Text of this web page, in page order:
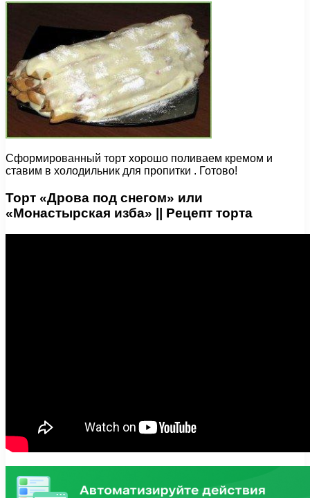
Сформированный торт хорошо поливаем кремом и
ставим в холодильник для пропитки . Готово!
Торт «Дрова под снегом» или
«Монастырская изба» || Рецепт торта